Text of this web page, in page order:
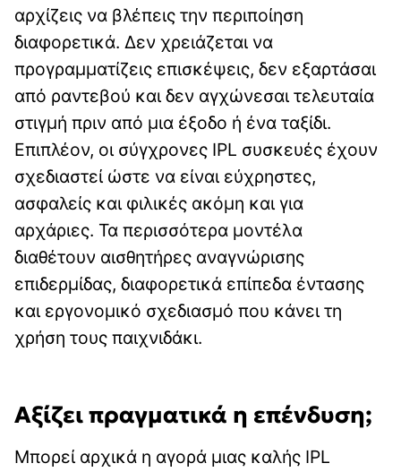
αρχίζεις να βλέπεις την περιποίηση
διαφορετικά. Δεν χρειάζεται να
προγραμματίζεις επισκέψεις, δεν εξαρτάσαι
από ραντεβού και δεν αγχώνεσαι τελευταία
στιγμή πριν από μια έξοδο ή ένα ταξίδι.
Επιπλέον, οι σύγχρονες IPL συσκευές έχουν
σχεδιαστεί ώστε να είναι εύχρηστες,
ασφαλείς και φιλικές ακόμη και για
αρχάριες. Τα περισσότερα μοντέλα
διαθέτουν αισθητήρες αναγνώρισης
επιδερμίδας, διαφορετικά επίπεδα έντασης
και εργονομικό σχεδιασμό που κάνει τη
χρήση τους παιχνιδάκι.
Αξίζει πραγματικά η επένδυση;
Μπορεί αρχικά η αγορά μιας καλής IPL